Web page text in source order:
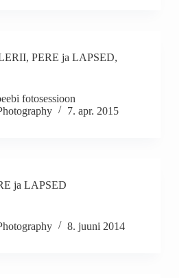
, PERE ja LAPSED,
fotosessioon
7. apr. 2015
ja LAPSED
8. juuni 2014